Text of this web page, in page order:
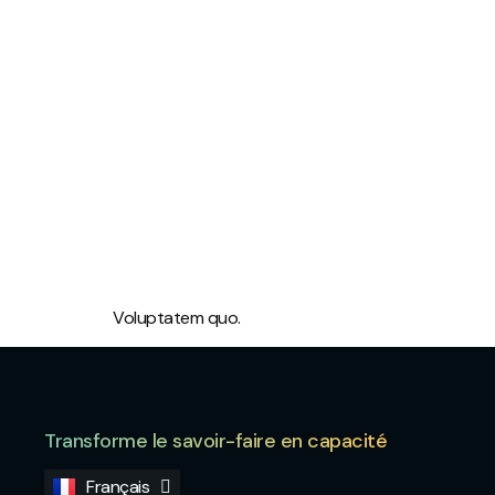
Voluptatem quo.
Transforme le savoir-faire en capacité
Français
English